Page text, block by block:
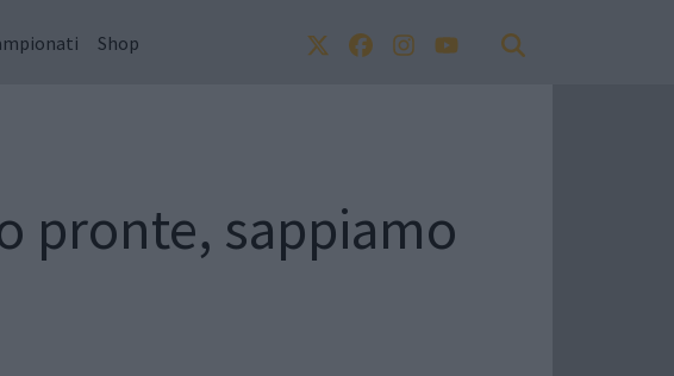
Shop
pronte, sappiamo